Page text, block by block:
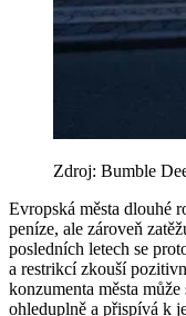
Zdroj: Bumble
Evropská města dlouhé
peníze, ale zároveň
posledních letech se
a restrikcí zkouší
konzumenta města
ohleduplně a přispívá k